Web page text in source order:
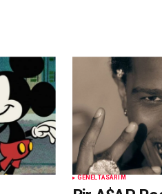
GENELTASARIM